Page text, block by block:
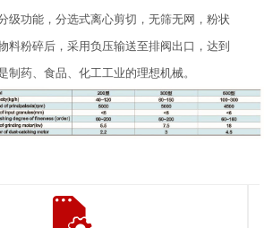
级功能，分选式离心剪切，无筛无网，粉状
料粉碎后，采用负压输送至排阀出口，达到
制药、食品、化工工业的理想机械。